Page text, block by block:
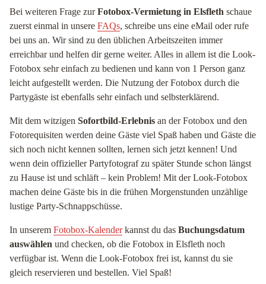
Bei weiteren Frage zurFotobox-Vermietung in Elsfleth schaue
zuerst einmal in unsere FAQs, schreibe uns eine eMail oder rufe
bei uns an. Wir sind zu den üblichen Arbeitszeiten immer
erreichbar und helfen dir gerne weiter. Alles in allem ist die Look-
Fotobox sehr einfach zu bedienen und kann von 1 Person ganz
leicht aufgestellt werden. Die Nutzung der Fotobox durch die
Partygäste ist ebenfalls sehr einfach und selbsterklärend.
Mit dem witzigen Sofortbild-Erlebnis an der Fotobox und den
Fotorequisiten werden deine Gäste viel Spaß haben und Gäste die
sich noch nicht kennen sollten, lernen sich jetzt kennen! Und
wenn dein offizieller Partyfotograf zu später Stunde schon längst
zu Hause ist und schläft – kein Problem! Mit der Look-Fotobox
machen deine Gäste bis in die frühen Morgenstunden unzählige
lustige Party-Schnappschüsse.
In unserem Fotobox-Kalenderkannst du das Buchungsdatum
auswählen und checken, ob die Fotobox in Elsfleth noch
verfügbar ist. Wenn die Look-Fotobox frei ist, kannst du sie
gleich reservieren und bestellen. Viel Spaß!